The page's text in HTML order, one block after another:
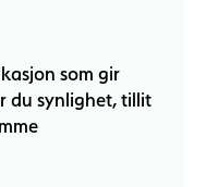
som gir
du synlighet, tillit